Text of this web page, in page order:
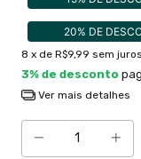
20% DE
8 x de R$9,99 sem juros
3% de desconto
Ver mais detalhes